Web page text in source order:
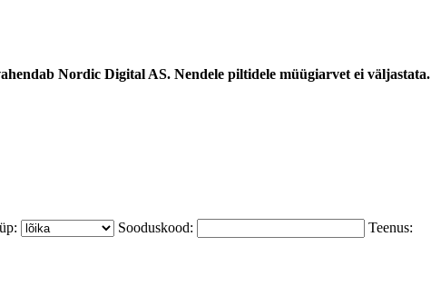
Nordic Digital AS. Nendele piltidele müügiarvet ei väljastata.
Sooduskood:
Teenus: